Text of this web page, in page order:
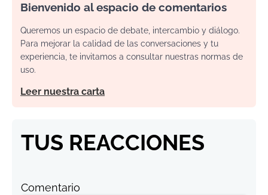
Bienvenido al espacio de comentarios
Queremos un espacio de debate, intercambio y diálogo.
Para mejorar la calidad de las conversaciones y tu
experiencia, te invitamos a consultar nuestras normas de
uso.
Leer nuestra carta
TUS REACCIONES
Comentario